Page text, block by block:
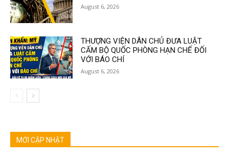
August 6, 2026
THƯỢNG VIỆN DÂN CHỦ ĐƯA LUẬT
CẤM BỘ QUỐC PHÒNG HẠN CHẾ ĐỐI
VỚI BÁO CHÍ
August 6, 2026
MỚI CẬP NHẬT